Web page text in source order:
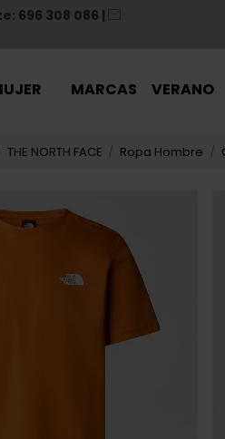
696 308 086 |
MARCAS VERANO
THE NORTH FACE Ropa Hombre